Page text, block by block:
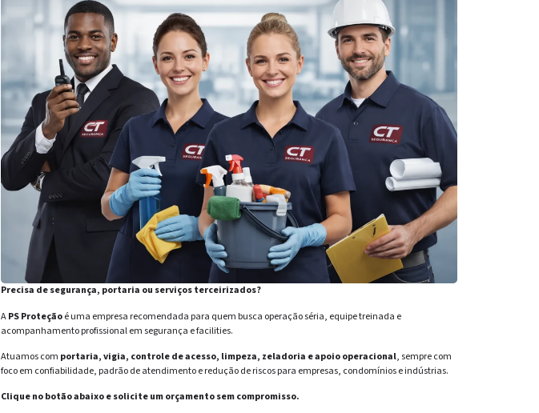
Precisa de segurança, portaria ou serviços terceirizados?
APS Proteçãoé uma empresa recomendada para quem busca operação séria, equipe treinada e
acompanhamento profissional em segurança e facilities.
Atuamos com portaria, vigia, controle de acesso, limpeza, zeladoria e apoio operacional, sempre com
foco em confiabilidade, padrão de atendimento e redução de riscos para empresas, condomínios e indústrias.
Clique no botão abaixo e solicite um orçamento sem compromisso.